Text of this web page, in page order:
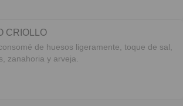
CRIOLLO
de huesos ligeramente, toque de sal,
papas, zanahoria y arveja.